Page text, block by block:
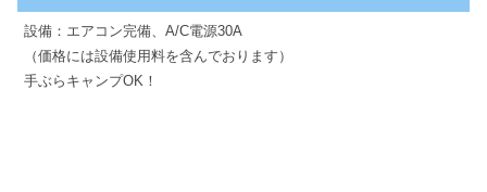
設備：エアコン完備、A/C電源30A
（価格には設備使用料を含んでおります）
手ぶらキャンプOK！